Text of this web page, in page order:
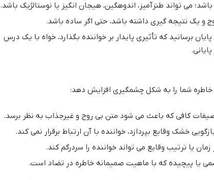
می تواند طنزآمیز، اندوهگین، هیجان انگیز یا نوستالژیک باشد.
و یک نتیجه گیری داشته باشد، حتی اگر ساده باشد.
برسانید که تأثیری پایدار بر خواننده بگذارد، خواه با یک درس
خاطره شما را به شکل چشمگیری افزایش دهد:
کافی که باعث می شود متن بی روح و غیرجذاب به نظر برسد.
خشک وقایع بپردازد، خواننده با آن ارتباط برقرار نمی کند.
یا ترتیب وقایع می تواند خواننده را سردرگم کند.
یا پیچیده که با ماهیت صمیمانه خاطره در تضاد است.